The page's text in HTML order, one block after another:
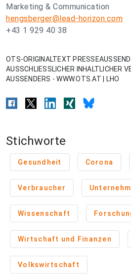
Marketing & Communication
hengsberger@lead-horizon.com
+43 1 929 40 38
OTS-ORIGINALTEXT
AUSSCHLIESSLICHER INHALTLICHER
AUSSENDERS - WWW.OTS.AT | LHO
Stichworte
Gesundheit Corona
Verbraucher
Wissenschaft
Wirtschaft und Finanzen
Volkswirtschaft